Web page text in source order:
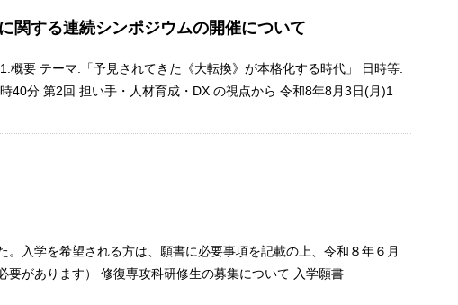
関する連続シンポジウムの開催について
要 テーマ:「予見されてきた《大転換》が本格化する時代」 日時等:
分 第2回 担い手・人材育成・DX の視点から 令和8年8月3日(月)1
入学を希望される方は、願書に必要事項を記載の上、令和８年６月
があります） 修復専攻科研修生の募集について 入学願書